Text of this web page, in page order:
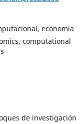
economía
computational
de investigación